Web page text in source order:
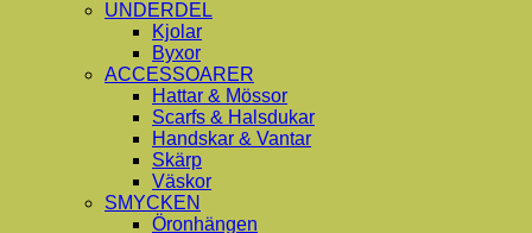
UNDERDEL
Kjolar
Byxor
ACCESSOARER
Hattar & Mössor
Scarfs & Halsdukar
Handskar & Vantar
Skärp
Väskor
SMYCKEN
Öronhängen